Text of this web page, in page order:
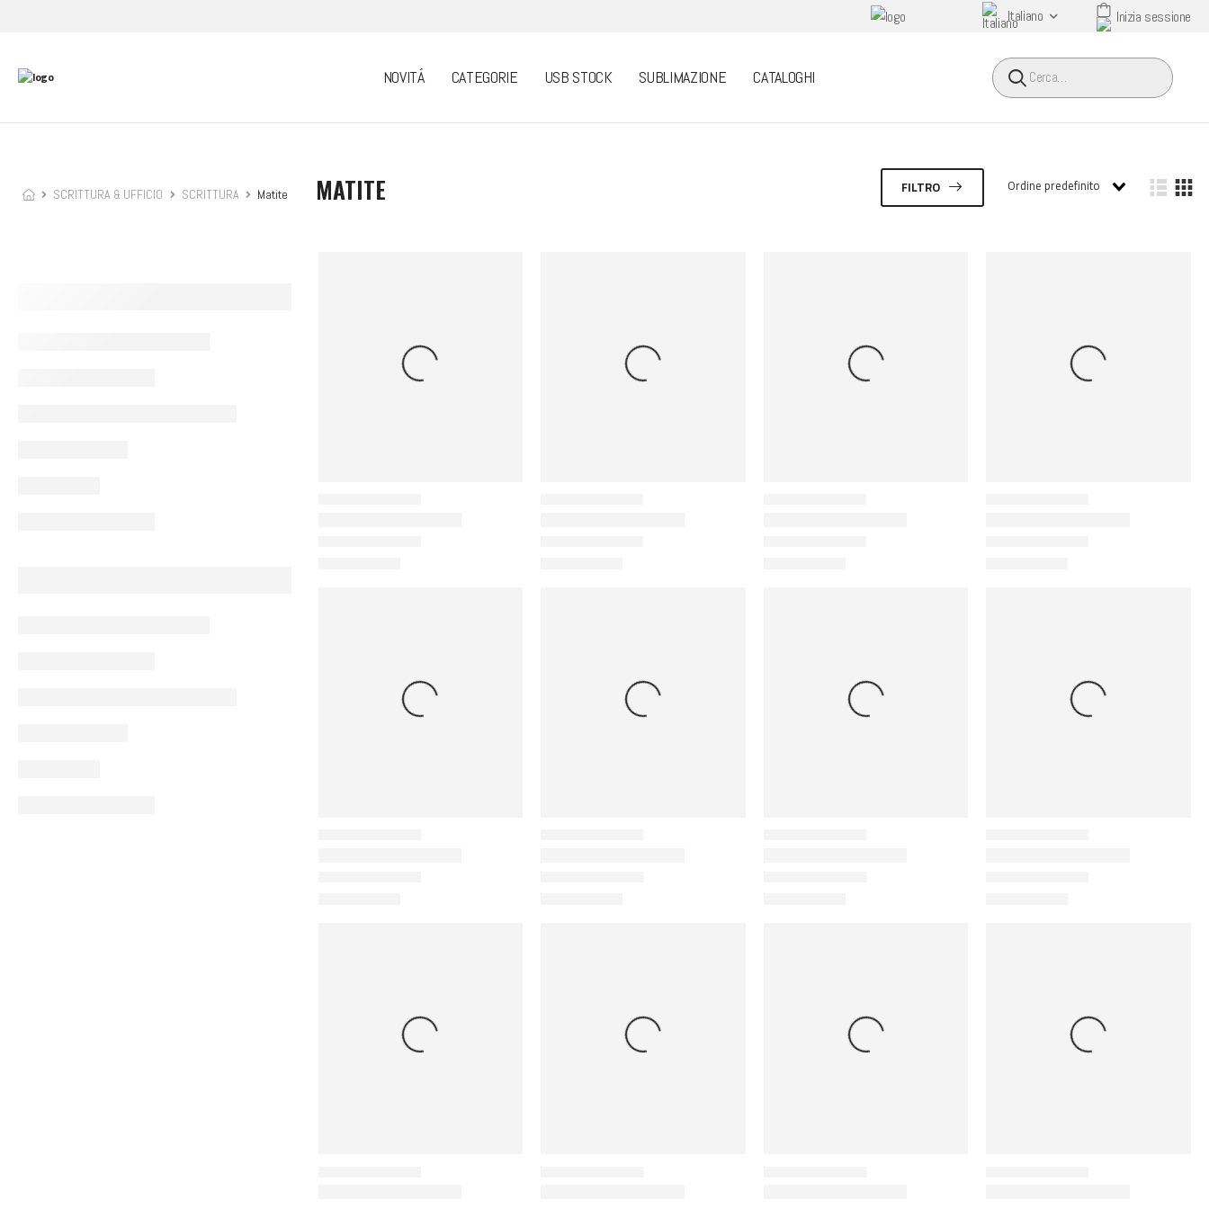
Italiano Inizia sessione
NOVITÁ CATEGORIE USB STOCK SUBLIMAZIONE CATALOGHI HEADER SEARCH
SCRITTURA & UFFICIO SCRITTURA Matite MATITE FILTRO Ordine predefinito